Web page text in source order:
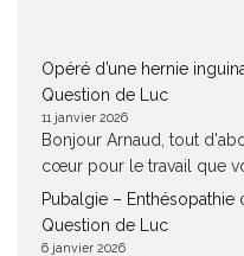
Opéré d’une hernie
Question de Luc
11 janvier 2026
Bonjour Arnaud, tout
cœur pour le travail que
Pubalgie –
Question de Luc
6 janvier 2026